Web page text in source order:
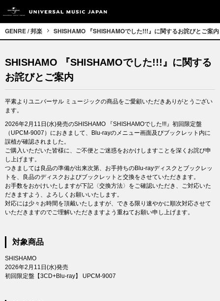
GENRE / 邦楽 SHISHAMO 『SHISHAMOでした!!!』に関するお詫びとご案内
SHISHAMO 『SHISHAMOでした!!!』に関する
お詫びとご案内
平素よりユニバーサル ミュージックの商品をご愛顧いただきありがとうござい
ます。
2026年2月11日(水)発売のSHISHAMO 『SHISHAMOでした!!!』初回限定盤
（UPCM-9007）におきまして、Blu-rayのメニュー画面及びブックレット内に
誤植が確認されました。
ご購入いただいた皆様に、ご不便とご迷惑をおかけしますことを深くお詫び申
し上げます。
つきましては良品の準備が出来次第、お手持ちのBlu-rayディスクとブックレッ
トを、良品のディスクおよびブックレットと交換をさせていただきます。
お手数をおかけいたしますが下記〈交換方法〉をご確認いただき、ご対応いた
だきますよう、よろしくお願いいたします。
対応には少々お時間を頂戴いたしますが、できる限り速やかに順次対応させて
いただきますのでご理解いただきますよう重ねてお願い申し上げます。
対象商品
SHISHAMO
2026年2月11日(水)発売
初回限定盤【3CD+Blu-ray】 UPCM-9007